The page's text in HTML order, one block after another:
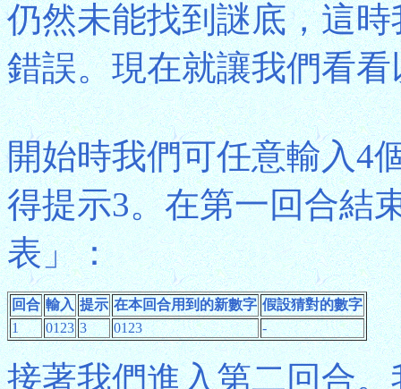
仍然未能找到謎底，這
錯誤。現在就讓我們看
開始時我們可任意輸入4
得提示3。在第一回合結
表」：
回合 輸入 提示 在本回合用到的新數字 假設猜對的數字
1
0123 3 0123 -
接著我們進入第二回合